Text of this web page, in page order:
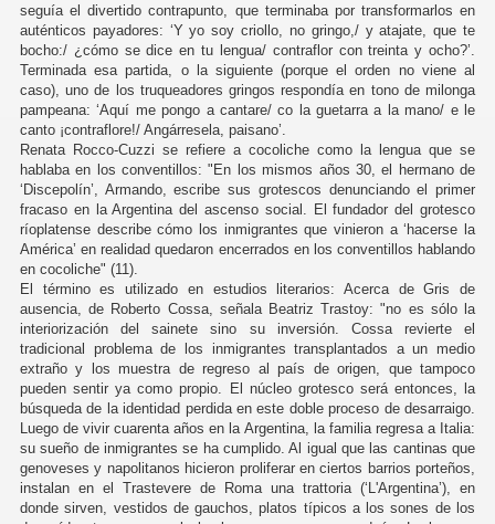
seguía el divertido contrapunto, que terminaba por transformarlos en
auténticos payadores: ‘Y yo soy criollo, no gringo,/ y atajate, que te
bocho:/ ¿cómo se dice en tu lengua/ contraflor con treinta y ocho?’.
Terminada esa partida, o la siguiente (porque el orden no viene al
caso), uno de los truqueadores gringos respondía en tono de milonga
pampeana: ‘Aquí me pongo a cantare/ co la guetarra a la mano/ e le
canto ¡contraflore!/ Angárresela, paisano’.
Renata Rocco-Cuzzi se refiere a cocoliche como la lengua que se
hablaba en los conventillos: "En los mismos años 30, el hermano de
‘Discepolín’, Armando, escribe sus grotescos denunciando el primer
fracaso en la Argentina del ascenso social. El fundador del grotesco
ríoplatense describe cómo los inmigrantes que vinieron a ‘hacerse la
América’ en realidad quedaron encerrados en los conventillos hablando
en cocoliche" (11).
El término es utilizado en estudios literarios: Acerca de Gris de
ausencia, de Roberto Cossa, señala Beatriz Trastoy: "no es sólo la
interiorización del sainete sino su inversión. Cossa revierte el
tradicional problema de los inmigrantes transplantados a un medio
extraño y los muestra de regreso al país de origen, que tampoco
pueden sentir ya como propio. El núcleo grotesco será entonces, la
búsqueda de la identidad perdida en este doble proceso de desarraigo.
Luego de vivir cuarenta años en la Argentina, la familia regresa a Italia:
su sueño de inmigrantes se ha cumplido. Al igual que las cantinas que
genoveses y napolitanos hicieron proliferar en ciertos barrios porteños,
instalan en el Trastevere de Roma una trattoria (‘L'Argentina’), en
donde sirven, vestidos de gauchos, platos típicos a los sones de los